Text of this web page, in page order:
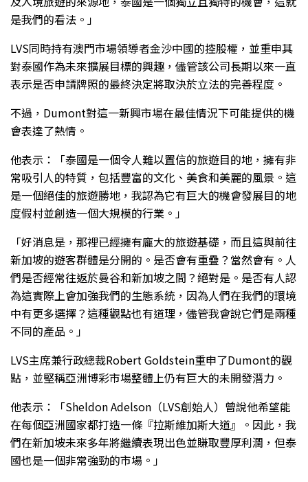
是我們的看法。」
LVS同時持有澳門市場領導者金沙中國的控股權，並重申其
對泰國作為未來擴展目標的興趣，儘管該公司長期以來一直
表示是否申請牌照的最終決定將取決於立法的完善程度。
不過，Dumont對這一新興市場在最佳情況下可能提供的機
會表達了熱情。
他表示：「泰國是一個令人難以置信的旅遊目的地，擁有非
常吸引人的特質，包括豐富的文化、美食和美麗的風景。這
是一個絕佳的旅遊勝地，我認為它有巨大的機會發展目的地
度假村並創造一個大規模的行業。」
「好消息是，那裡已經擁有龐大的旅遊基礎，而且這與前往
新加坡的遊客群體是分開的。是否會有重疊？當然會有。人
們是否經常往返於曼谷和新加坡之間？絕對是。是否有人認
為這實際上會加強我們的生態系統，因為人們在我們的環境
中有更多選擇？這種觀點也有道理，儘管我會說它們是兩種
不同的產品。」
LVS主席兼行政總裁Robert Goldstein重申了Dumont的觀
點，並堅稱亞洲博彩市場整體上仍有巨大的未開發潛力。
他表示：「Sheldon Adelson（LVS創始人）曾說他希望能
在每個亞洲國家都打造一條『拉斯維加斯大道』。因此，我
們在新加坡未來多年將繼續表現出色並賺取豐厚利潤，但泰
國也是一個非常強勁的市場。」